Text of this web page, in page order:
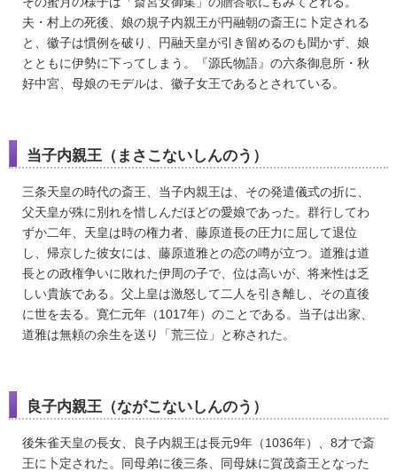
夫・村上の死後、娘の規子内親王が円融朝の斎王に卜定される
と、徽子は慣例を破り、円融天皇が引き留めるのも聞かず、娘
とともに伊勢に下ってしまう。『源氏物語』の六条御息所・秋
好中宮、母娘のモデルは、徽子女王であるとされている。
当子内親王（まさこないしんのう）
三条天皇の時代の斎王、当子内親王は、その発遣儀式の折に、
父天皇が殊に別れを惜しんだほどの愛娘であった。群行してわ
ずか二年、天皇は時の権力者、藤原道長の圧力に屈して退位
し、帰京した彼女には、藤原道雅との恋の噂が立つ。道雅は道
長との政権争いに敗れた伊周の子で、位は高いが、将来性は乏
しい貴族である。父上皇は激怒して二人を引き離し、その直後
に世を去る。寛仁元年（1017年）のことである。当子は出家、
道雅は無頼の余生を送り「荒三位」と称された。
良子内親王（ながこないしんのう）
後朱雀天皇の長女、良子内親王は長元9年（1036年）、8才で斎
王に卜定された。同母弟に後三条、同母妹に賀茂斎王となった